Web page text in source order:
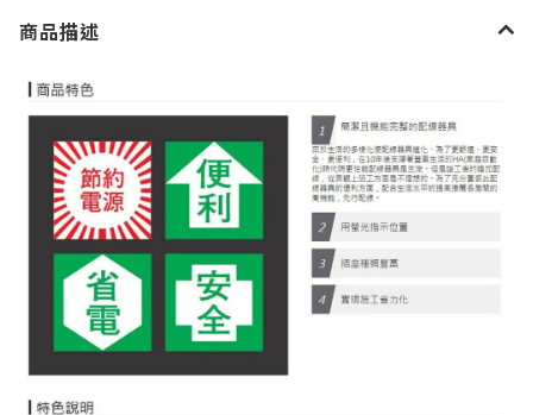
商品描述